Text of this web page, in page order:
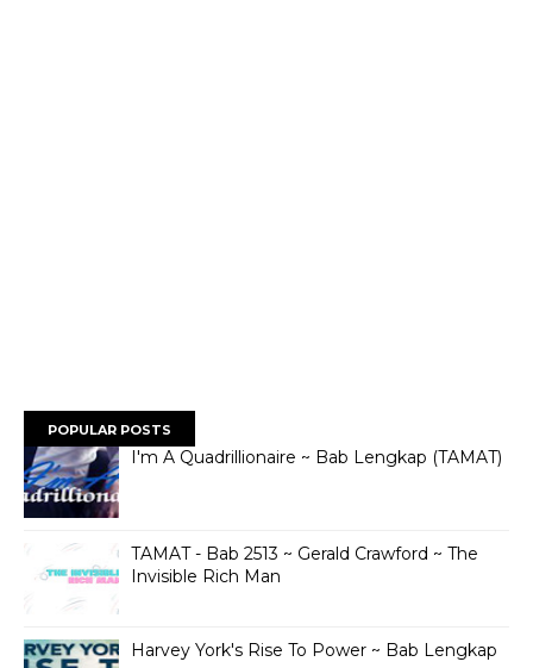
POPULAR POSTS
I'm A Quadrillionaire ~ Bab Lengkap (TAMAT)
TAMAT - Bab 2513 ~ Gerald Crawford ~ The
Invisible Rich Man
Harvey York's Rise To Power ~ Bab Lengkap